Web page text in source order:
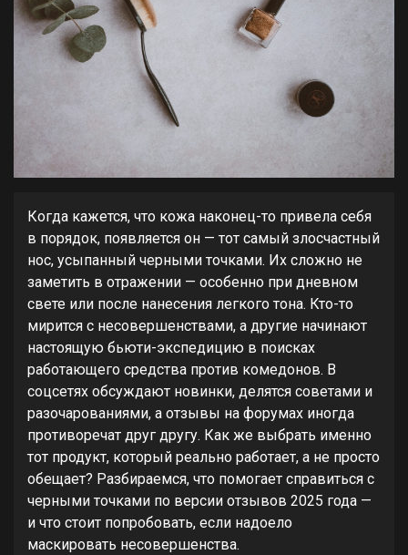
Когда кажется, что кожа наконец-то привела себя
в порядок, появляется он — тот самый злосчастный
нос, усыпанный черными точками. Их сложно не
заметить в отражении — особенно при дневном
свете или после нанесения легкого тона. Кто-то
мирится с несовершенствами, а другие начинают
настоящую бьюти-экспедицию в поисках
работающего средства против комедонов. В
соцсетях обсуждают новинки, делятся советами и
разочарованиями, а отзывы на форумах иногда
противоречат друг другу. Как же выбрать именно
тот продукт, который реально работает, а не просто
обещает? Разбираемся, что помогает справиться с
черными точками по версии отзывов 2025 года —
и что стоит попробовать, если надоело
маскировать несовершенства.